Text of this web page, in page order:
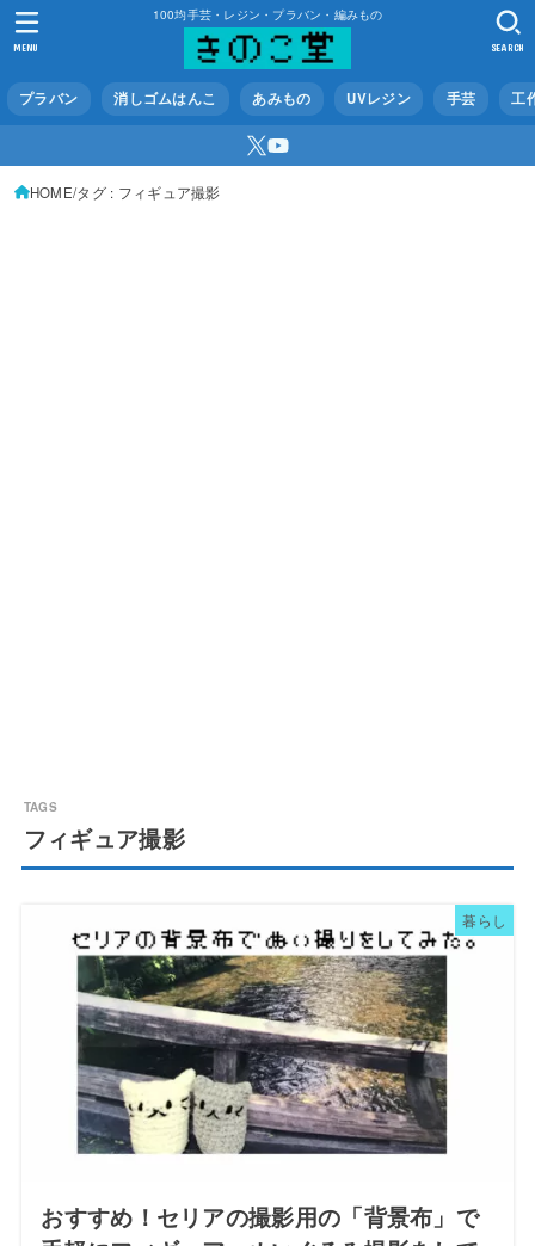
100均手芸・レジン・プラバン・編みもの
プラバン 消しゴムはんこ あみもの UVレジン 手芸 工
SEARCH
MENU
HOME タグ : フィギュア撮影
フィギュア撮影
暮らし
おすすめ！セリアの撮影用の「背景布」で